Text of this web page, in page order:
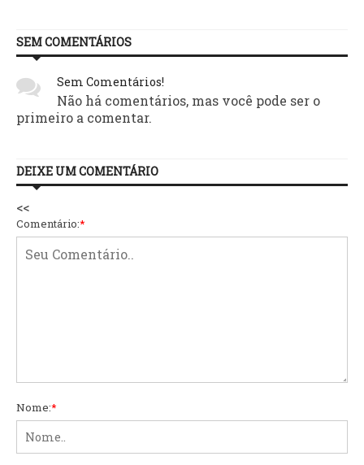
SEM COMENTÁRIOS
Sem Comentários!
Não há comentários, mas você pode ser o
primeiro a comentar.
DEIXE UM COMENTÁRIO
<<
Comentário:*
Nome:*